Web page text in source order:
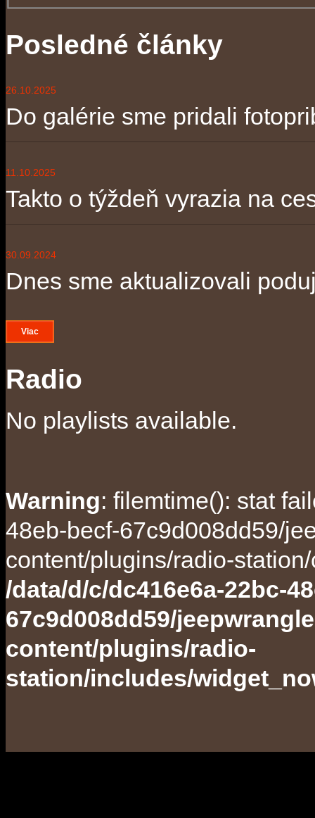
Posledné články
26.10.2025
Do galérie sme pridali
11.10.2025
Takto o týždeň vyrazia na
30.09.2024
Dnes sme aktualizovali
Viac
Radio
No playlists available.
Warning: filemtime(): stat
48eb-becf-67c9d008dd59/
content/plugins/radio-
/data/d/c/dc416e6a-22bc-
67c9d008dd59/
content/plugins/radio-
station/includes/